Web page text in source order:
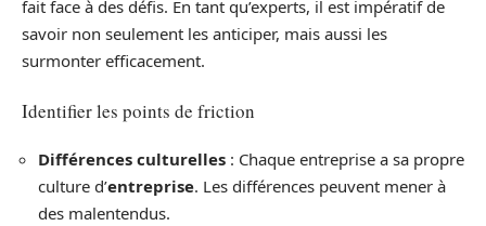
fait face à des défis. En tant qu’experts, il est impératif de
savoir non seulement les anticiper, mais aussi les
surmonter efficacement.
Identifier les points de friction
Différences culturelles : Chaque entreprise a sa propre
culture d’entreprise. Les différences peuvent mener à
des malentendus.